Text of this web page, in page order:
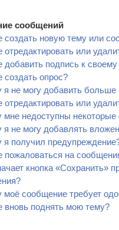
сообщений
создать новую тему или
отредактировать или
добавить подпись к
создать опрос?
я не могу добавить больше
отредактировать или
мне недоступны
я не могу добавлять
я получил
пожаловаться на
кнопка «Сохранить»
моё сообщение требует
вновь поднять мою тему?